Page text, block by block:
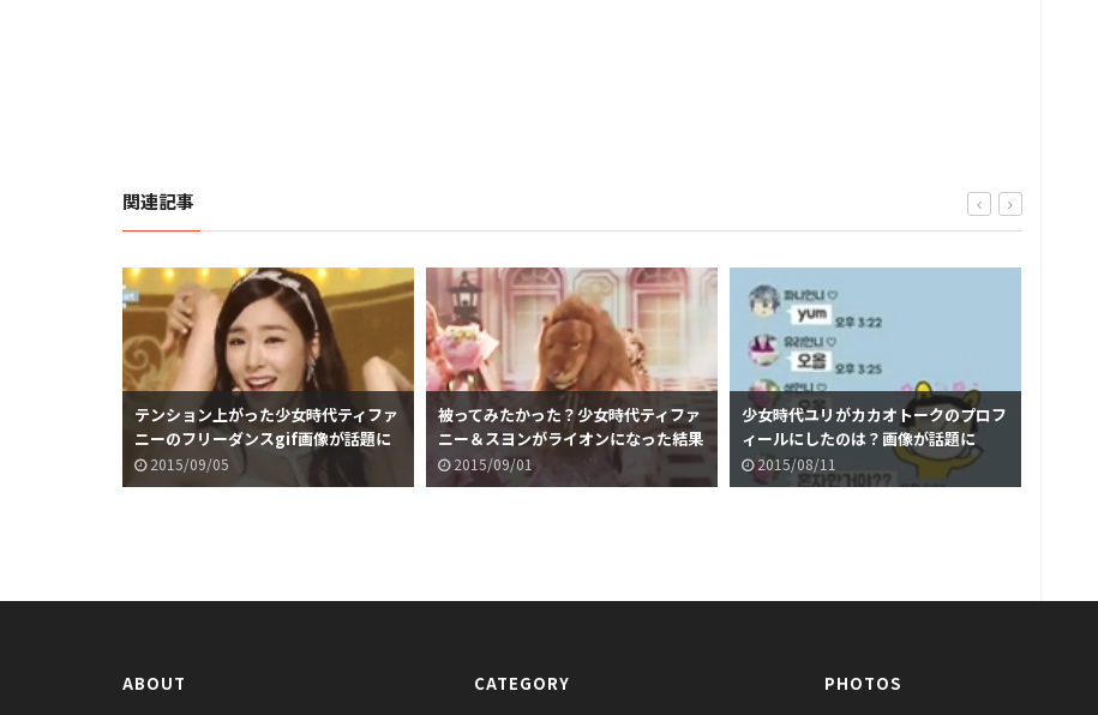
関連記事
テンション上がった少女時代ティファ
ニーのフリーダンスgif画像が話題に
2015/09/05
被ってみたかった？少女時代ティファ
ニー＆スヨンがライオンになった結果
w2015/09/01
少女時代ユリがカカオトークのプロフ
ィールにしたのは？画像が話題に
2015/08/11
ABOUT CATEGORY PHOTOS